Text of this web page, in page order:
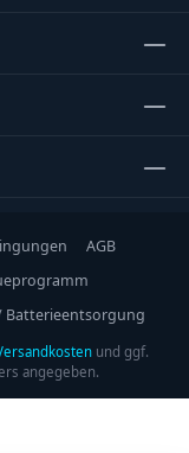
AGB
Batterieentsorgung
und ggf.
angegeben.